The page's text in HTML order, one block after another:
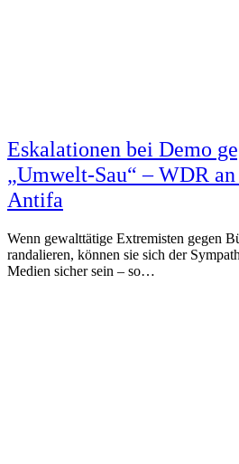
Eskalationen bei Demo
„Umwelt-Sau“ – WDR
Antifa
Wenn gewalttätige Extremisten gegen
randalieren, können sie sich der
Medien sicher sein – so…